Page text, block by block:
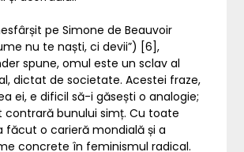
pe Simone de Beauvoir
nu te naști, ci devii”) [6],
spune, omul este un sclav al
dictat de societate. Acestei fraze,
ei, e dificil să-i găsești o analogie;
bunului simț. Cu toate
făcut o carieră mondială și a
concrete în feminismul radical.